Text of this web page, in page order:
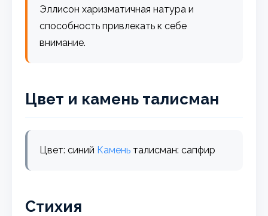
Эллисон харизматичная натура и
способность привлекать к себе
внимание.
Цвет и камень талисман
Цвет: синий Камень талисман: сапфир
Стихия